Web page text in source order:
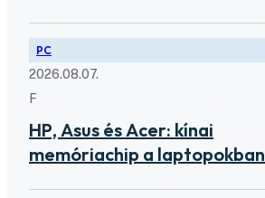
PC
2026.08.07.
F
HP, Asus és Acer: kínai
memóriachip a laptopokban